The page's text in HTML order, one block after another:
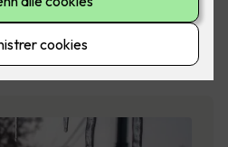
som utvikler,
prof…